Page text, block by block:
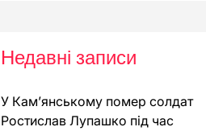
Недавні записи
У Кам’янському помер солдат
Ростислав Лупашко під час